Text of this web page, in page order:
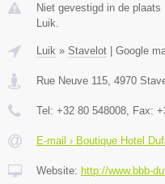
Niet gevestigd in de
Luik.
Luik » Stavelot | Google
Rue Neuve 115 4970
Tel: +32 80 548008 , Fax:
E-mail › Boutique Hotel
Website: http://www.bbb-